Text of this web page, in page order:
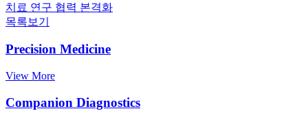
치료 연구 협력 본격화
목록보기
Precision Medicine
View More
Companion Diagnostics